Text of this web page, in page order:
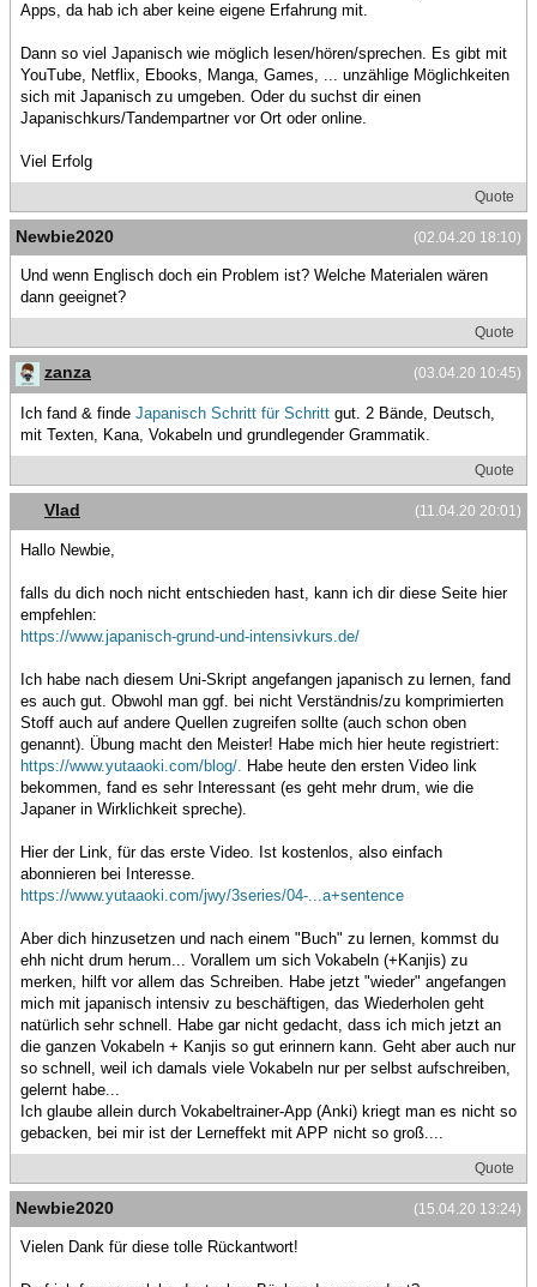
Apps, da hab ich aber keine eigene Erfahrung mit.
Dann so viel Japanisch wie möglich lesen/hören/sprechen. Es gibt mit
YouTube, Netflix, Ebooks, Manga, Games, ... unzählige Möglichkeiten
sich mit Japanisch zu umgeben. Oder du suchst dir einen
Japanischkurs/Tandempartner vor Ort oder online.
Viel Erfolg
Quote
(02.04.20 18:10)
Newbie2020
Und wenn Englisch doch ein Problem ist? Welche Materialen wären
dann geeignet?
Quote
(03.04.20 10:45)
zanza
Ich fand & finde Japanisch Schritt für Schritt gut. 2 Bände, Deutsch,
mit Texten, Kana, Vokabeln und grundlegender Grammatik.
Quote
(11.04.20 20:01)
Vlad
Hallo Newbie,
falls du dich noch nicht entschieden hast, kann ich dir diese Seite hier
empfehlen:
https://www.japanisch-grund-und-intensivkurs.de/
Ich habe nach diesem Uni-Skript angefangen japanisch zu lernen, fand
es auch gut. Obwohl man ggf. bei nicht Verständnis/zu komprimierten
Stoff auch auf andere Quellen zugreifen sollte (auch schon oben
genannt). Übung macht den Meister! Habe mich hier heute registriert:
https://www.yutaaoki.com/blog/.
Habe heute den ersten Video link
bekommen, fand es sehr Interessant (es geht mehr drum, wie die
Japaner in Wirklichkeit spreche).
Hier der Link, für das erste Video. Ist kostenlos, also einfach
abonnieren bei Interesse.
https://www.yutaaoki.com/jwy/3series/04-...a+sentence
Aber dich hinzusetzen und nach einem "Buch" zu lernen, kommst du
ehh nicht drum herum... Vorallem um sich Vokabeln (+Kanjis) zu
merken, hilft vor allem das Schreiben. Habe jetzt "wieder" angefangen
mich mit japanisch intensiv zu beschäftigen, das Wiederholen geht
natürlich sehr schnell. Habe gar nicht gedacht, dass ich mich jetzt an
die ganzen Vokabeln + Kanjis so gut erinnern kann. Geht aber auch nur
so schnell, weil ich damals viele Vokabeln nur per selbst aufschreiben,
gelernt habe...
Ich glaube allein durch Vokabeltrainer-App (Anki) kriegt man es nicht so
gebacken, bei mir ist der Lerneffekt mit APP nicht so groß....
Quote
(15.04.20 13:24)
Newbie2020
Vielen Dank für diese tolle Rückantwort!